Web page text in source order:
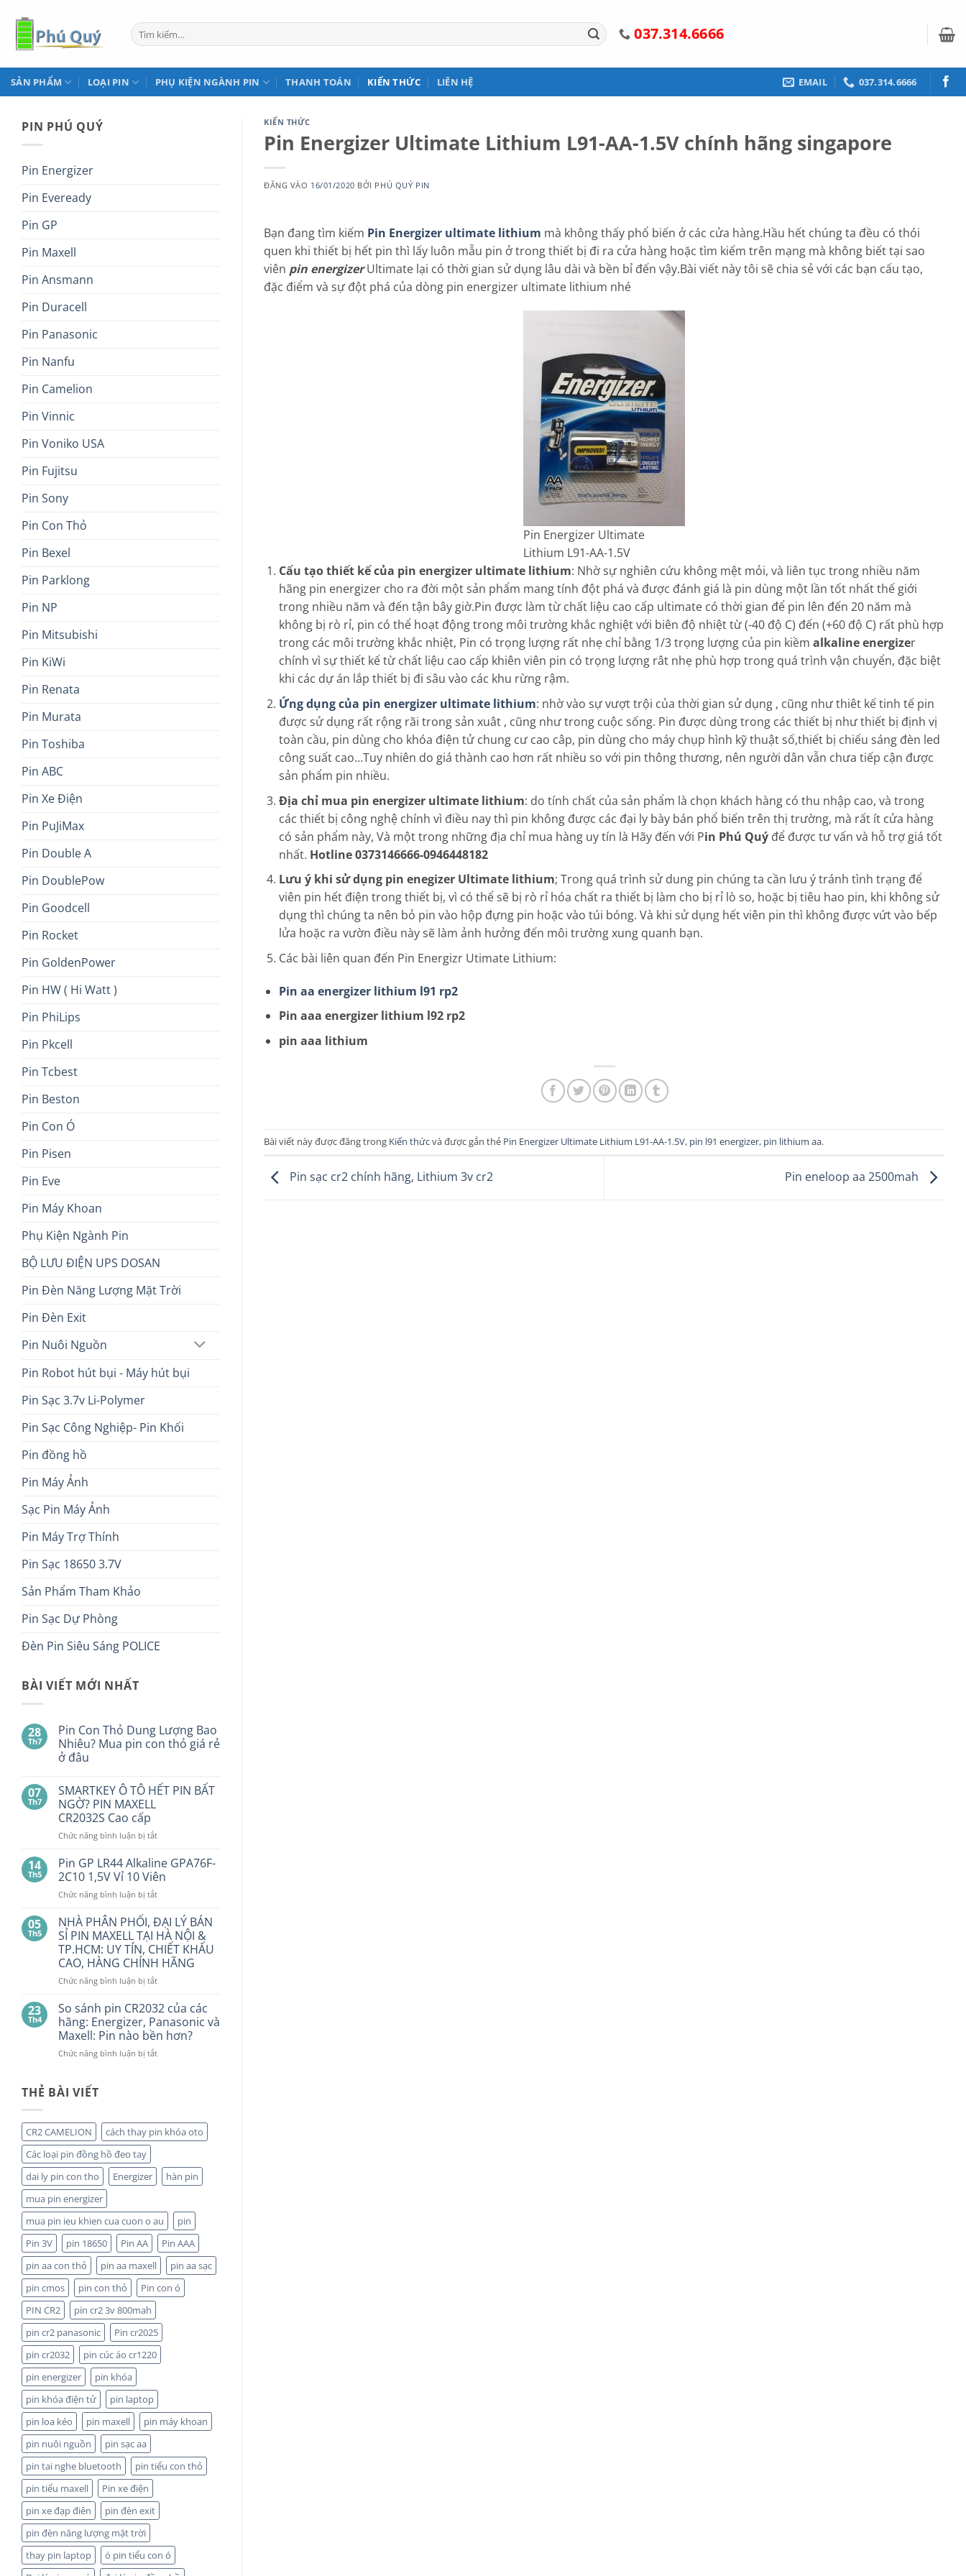
qua
nội
Tìm
kiếm:
037.314.6666
SẢN PHẨM LOẠI PIN PHỤ KIỆN NGÀNH PIN THANH TOÁN KIẾN THỨC LIÊN HỆ EMAIL 037.314.6666
PIN PHÚ QUÝ
Pin Energizer
Pin Eveready
Pin GP
Pin Maxell
Pin Ansmann
Pin Duracell
Pin Panasonic
Pin Nanfu
Pin Camelion
Pin Vinnic
Pin Voniko USA
Pin Fujitsu
Pin Sony
Pin Con Thỏ
Pin Bexel
Pin Parklong
Pin NP
Pin Mitsubishi
Pin KiWi
Pin Renata
Pin Murata
Pin Toshiba
Pin ABC
Pin Xe Điện
Pin PuJiMax
Pin Double A
Pin DoublePow
Pin Goodcell
Pin Rocket
Pin GoldenPower
Pin HW ( Hi Watt )
Pin PhiLips
Pin Pkcell
Pin Tcbest
Pin Beston
Pin Con Ó
Pin Pisen
Pin Eve
Pin Máy Khoan
Phụ Kiện Ngành Pin
BỘ LƯU ĐIỆN UPS DOSAN
Pin Đèn Năng Lượng Mặt Trời
Pin Đèn Exit
Pin Nuôi Nguồn
Pin Robot hút bụi - Máy hút bụi
Pin Sạc 3.7v Li-Polymer
Pin Sạc Công Nghiệp- Pin Khối
Pin đồng hồ
Pin Máy Ảnh
Sạc Pin Máy Ảnh
Pin Máy Trợ Thính
Pin Sạc 18650 3.7V
Sản Phẩm Tham Khảo
Pin Sạc Dự Phòng
Đèn Pin Siêu Sáng POLICE
BÀI VIẾT MỚI NHẤT
28
Th7
Pin Con Thỏ Dung Lượng Bao
Nhiêu? Mua pin con thỏ giá rẻ
ở đâu
bình
luận
ở
Pin
Thỏ
Lượng
Bao
Nhiêu?
Mua
pin
giá
rẻ
ở
đâu
07
Th7
SMARTKEY Ô TÔ HẾT PIN BẤT
NGỜ? PIN MAXELL
CR2032S Cao cấp
Chức năng bình luận bị tắtở
Ô
TÔ
HẾT
PIN
NGỜ?
PIN
MAXELL
CR2032S Cao
cấp
14
Th5
Pin GP LR44 Alkaline GPA76F-
2C10 1,5V Vỉ 10 Viên
Chức năng bình luận bị tắtở
GP
LR44
Alkaline
GPA76F-
2C10
1,5V
10
Viên
05
Th5
NHÀ PHÂN PHỐI, ĐẠI LÝ BÁN
SỈ PIN MAXELL TẠI HÀ NỘI &
TP.HCM: UY TÍN, CHIẾT KHẤU
CAO, HÀNG CHÍNH HÃNG
Chức năng bình luận bị tắtở
PHÂN
ĐẠI
LÝ
BÁN
NỘI
&
TÍN,
CHIẾT
CAO,
HÀNG
CHÍNH
HÃNG
23
Th4
So sánh pin CR2032 của các
hãng: Energizer, Panasonic và
Maxell: Pin nào bền hơn?
Chức năng bình luận bị tắtở
các
hãng:
Maxell:
nào
bền
hơn?
THẺ BÀI VIẾT
CR2 CAMELION
cách thay pin khóa oto
Các loại pin đồng hồ đeo tay
dai ly pin con tho
Energizer
hàn pin
mua pin energizer
mua pin ieu khien cua cuon o au
pin
Pin 3V
pin 18650 Pin AA
Pin AAA
pin aa con thỏ
pin aa maxell
pin aa sạc
pin cmos
pin con thỏ
Pin con ó
PIN CR2
pin cr2 3v 800mah
pin cr2 panasonic
Pin cr2025
pin cr2032
pin cúc áo cr1220
pin energizer
pin khóa
pin khóa điện tử
pin laptop
pin loa kéo
pin maxell
pin máy khoan
pin nuôi nguồn
pin sạc aa
pin tai nghe bluetooth
pin tiểu con thỏ
pin tiểu maxell
Pin xe điện
pin xe đạp điên
pin đèn exit
pin đèn năng lượng mặt trời
thay pin laptop
ó pin tiểu con ó
KIẾN THỨC
Pin Energizer Ultimate Lithium L91-AA-1.5V chính hãng singapore
ĐĂNG VÀO 16/01/2020 BỞI PHÚ QUÝ PIN
Bạn đang tìm kiếm Pin Energizer ultimate lithium mà không thấy phổ biến ở các cửa hàng.Hầu hết chúng ta đều có thói
quen khi thiết bị hết pin thì lấy luôn mẫu pin ở trong thiết bị đi ra cửa hàng hoặc tìm kiếm trên mạng mà không biết tại sao
viên pin energizerUltimate lại có thời gian sử dụng lâu dài và bền bỉ đến vậy.Bài viết này tôi sẽ chia sẻ với các bạn cấu tạo,
đặc điểm và sự đột phá của dòng pin energizer ultimate lithium nhé
Pin Energizer Ultimate
Lithium L91-AA-1.5V
Cấu tạo thiết kế của pin energizer ultimate lithium: Nhờ sự nghiên cứu không mệt mỏi, và liên tục trong nhiều năm
hãng pin energizer cho ra đời một sản phẩm mang tính đột phá và được đánh giá là pin dùng một lần tốt nhất thế giới
trong nhiều năm và đến tận bây giờ.Pin được làm từ chất liệu cao cấp ultimate có thời gian để pin lên đến 20 năm mà
không bị rò rỉ, pin có thể hoạt động trong môi trường khắc nghiệt với biên độ nhiệt từ (-40 độ C) đến (+60 độ C) rất phù hợp
trong các môi trường khắc nhiệt, Pin có trọng lượng rất nhẹ chỉ bằng 1/3 trọng lượng của pin kiềm alkaline energizer
chính vì sự thiết kế từ chất liệu cao cấp khiên viên pin có trọng lượng rât nhẹ phù hợp trong quá trình vận chuyển, đặc biệt
khi các dự án lắp thiết bị đi sâu vào các khu rừng rậm.
Ứng dụng của pin energizer ultimate lithium: nhờ vào sự vượt trội của thời gian sử dụng , cũng như thiêt kế tinh tế pin
được sử dụng rất rộng rãi trong sản xuât , cũng như trong cuộc sống. Pin được dùng trong các thiết bị như thiết bị định vị
toàn cầu, pin dùng cho khóa điện tử chung cư cao câp, pin dùng cho máy chụp hình kỹ thuật số,thiết bị chiếu sáng đèn led
công suất cao…Tuy nhiên do giá thành cao hơn rất nhiều so với pin thông thương, nên người dân vẫn chưa tiếp cận được
sản phẩm pin nhiều.
Địa chỉ mua pin energizer ultimate lithium: do tính chất của sản phẩm là chọn khách hàng có thu nhập cao, và trong
các thiết bị công nghệ chính vì điều nay thì pin không được các đại ly bày bán phổ biến trên thị trường, mà rất ít cửa hàng
có sản phẩm này, Và một trong những địa chỉ mua hàng uy tín là Hãy đến với Pin Phú Quýđể được tư vấn và hỗ trợ giá tốt
nhất. Hotline 0373146666-0946448182
Lưu ý khi sử dụng pin enegizer Ultimate lithium; Trong quá trình sử dung pin chúng ta cần lưu ý tránh tình trạng để
viên pin hết điện trong thiết bị, vì có thể sẽ bị rò rỉ hóa chất ra thiết bị làm cho bị rỉ lò so, hoặc bị tiêu hao pin, khi không sử
dụng thì chúng ta nên bỏ pin vào hộp đựng pin hoặc vào túi bóng. Và khi sử dụng hết viên pin thì không được vứt vào bếp
lửa hoặc ra vườn điều này sẽ làm ảnh hưởng đến môi trường xung quanh bạn.
Các bài liên quan đến Pin Energizr Utimate Lithium:
Pin aa energizer lithium l91 rp2
Pin aaa energizer lithium l92 rp2
pin aaa lithium
Bài viết này được đăng trong Kiến thứcvà được gắn thẻ Pin Energizer Ultimate Lithium L91-AA-1.5V, pin l91 energizer, pin lithium aa.
Pin sạc cr2 chính hãng, Lithium 3v cr2 Pin eneloop aa 2500mah